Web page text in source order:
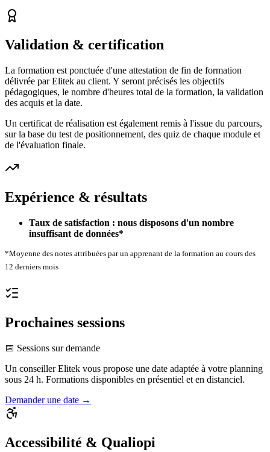
Validation & certification
La formation est ponctuée d'une attestation de fin de formation
délivrée par Elitek au client. Y seront précisés les objectifs
pédagogiques, le nombre d'heures total de la formation, la validation
des acquis et la date.
Un certificat de réalisation est également remis à l'issue du parcours,
sur la base du test de positionnement, des quiz de chaque module et
de l'évaluation finale.
Expérience & résultats
Taux de satisfaction : nous disposons d'un nombre
insuffisant de données*
*Moyenne des notes attribuées par un apprenant de la formation au cours des
12 derniers mois
Prochaines sessions
📅 Sessions sur demande
Un conseiller Elitek vous propose une date adaptée à votre planning
sous 24 h. Formations disponibles en présentiel et en distanciel.
Demander une date →
Accessibilité & Qualiopi